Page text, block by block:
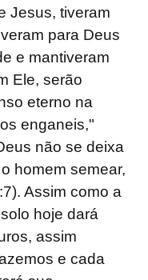
Jesus, tiveram
para Deus
e mantiveram
Ele, serão
eterno na
enganeis,"
não se deixa
homem semear,
Assim como a
hoje dará
assim
e cada